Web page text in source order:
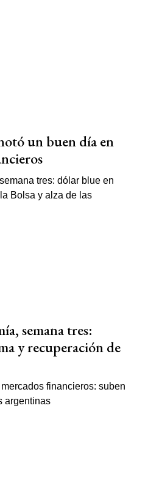
un buen día en
semana tres:
y recuperación de